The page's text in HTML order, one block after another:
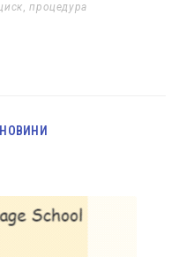
,процедура